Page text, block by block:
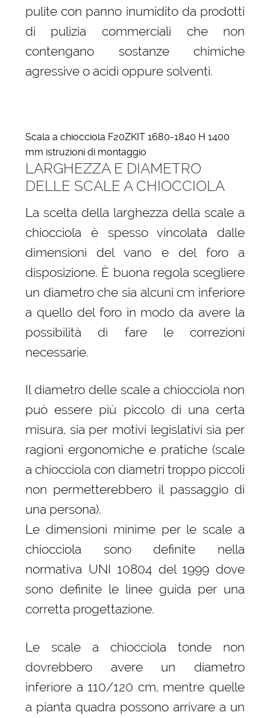
pulite con panno inumidito da prodotti
di pulizia commerciali che non
contengano sostanze chimiche
agressive o acidi oppure solventi.
Scala a chiocciola F20ZKIT 1680-1840 H 1400
mm istruzioni di montaggio
LARGHEZZA E DIAMETRO
DELLE SCALE A CHIOCCIOLA
La scelta della larghezza della scale a
chiocciola è spesso vincolata dalle
dimensioni del vano e del foro a
disposizione. È buona regola scegliere
un diametro che sia alcuni cm inferiore
a quello del foro in modo da avere la
possibilità di fare le correzioni
necessarie.
Il diametro delle scale a chiocciola non
può essere più piccolo di una certa
misura, sia per motivi legislativi sia per
ragioni ergonomiche e pratiche (scale
a chiocciola con diametri troppo piccoli
non permetterebbero il passaggio di
una persona).
Le dimensioni minime per le scale a
chiocciola sono definite nella
normativa UNI 10804 del 1999 dove
sono definite le linee guida per una
corretta progettazione.
Le scale a chiocciola tonde non
dovrebbero avere un diametro
inferiore a 110/120 cm, mentre quelle
a pianta quadra possono arrivare a un